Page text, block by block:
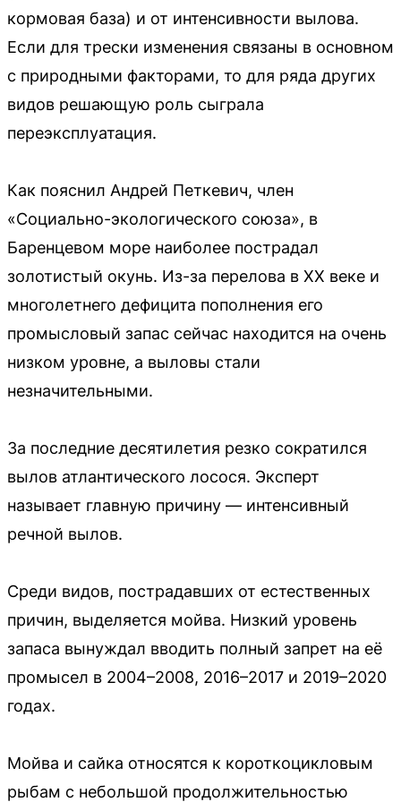
кормовая база) и от интенсивности вылова.
Если для трески изменения связаны в основном
с природными факторами, то для ряда других
видов решающую роль сыграла
переэксплуатация.
Как пояснил Андрей Петкевич, член
«Социально-экологического союза», в
Баренцевом море наиболее пострадал
золотистый окунь. Из-за перелова в XX веке и
многолетнего дефицита пополнения его
промысловый запас сейчас находится на очень
низком уровне, а выловы стали
незначительными.
За последние десятилетия резко сократился
вылов атлантического лосося. Эксперт
называет главную причину — интенсивный
речной вылов.
Среди видов, пострадавших от естественных
причин, выделяется мойва. Низкий уровень
запаса вынуждал вводить полный запрет на её
промысел в 2004–2008, 2016–2017 и 2019–2020
годах.
Мойва и сайка относятся к короткоцикловым
рыбам с небольшой продолжительностью